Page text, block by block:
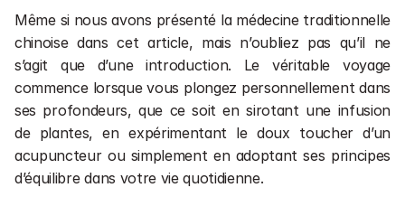
Même si nous avons présenté la médecine traditionnelle
chinoise dans cet article, mais n’oubliez pas qu’il ne
s’agit que d’une introduction. Le véritable voyage
commence lorsque vous plongez personnellement dans
ses profondeurs, que ce soit en sirotant une infusion
de plantes, en expérimentant le doux toucher d’un
acupuncteur ou simplement en adoptant ses principes
d’équilibre dans votre vie quotidienne.